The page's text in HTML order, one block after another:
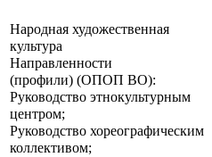
Народная художественная
культура
Направленности
(профили) (ОПОП ВО):
Руководство этнокультурным
центром;
Руководство хореографическим
коллективом;